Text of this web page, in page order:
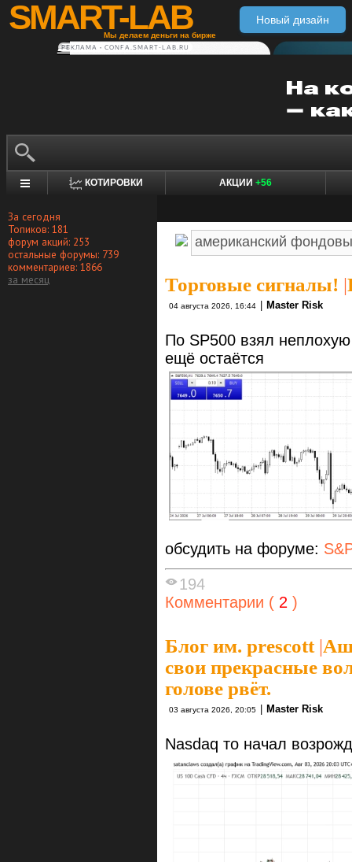
SMART-LAB
Мы делаем деньги на бирже
Новый дизайн
РЕКЛАМА • CONFA.SMART-LAB.RU
КОТИРОВКИ АКЦИИ +56
За сегодня
Топиков: 181
форум акций: 253
остальные форумы: 739
комментариев: 1866
за месяц
Торговые сигналы! |
04 августа 2026, 16:44 Master Risk
По SP500 взял
ещё остаётся
обсудить на форуме:
194
Комментарии ( 2 )
Блог им. prescott|
свои прекрасные
голове рвёт.
03 августа 2026, 20:05 Master Risk
Nasdaq то начал